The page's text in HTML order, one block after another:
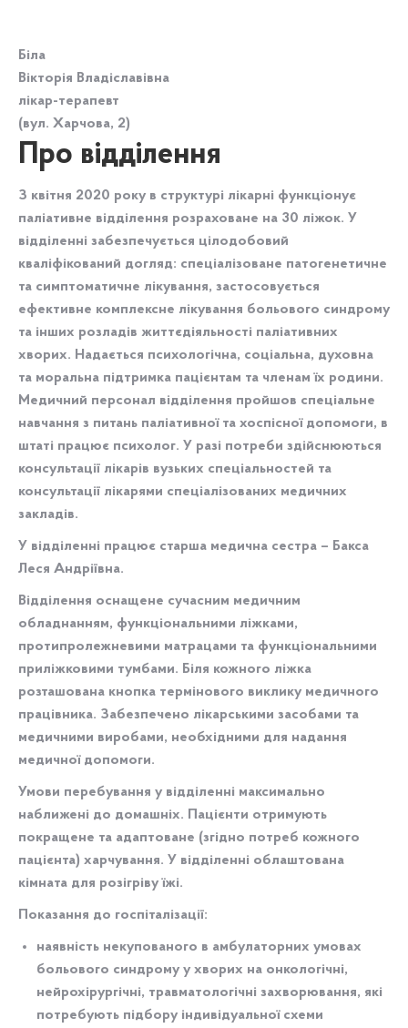
Біла
Вікторія Владіславівна
лікар-терапевт
(вул. Харчова, 2)
Про відділення
З квітня 2020 року в структурі лікарні функціонує
паліативне відділення розраховане на 30 ліжок. У
відділенні забезпечується цілодобовий
кваліфікований догляд: спеціалізоване патогенетичне
та симптоматичне лікування, застосовується
ефективне комплексне лікування больового синдрому
та інших розладів життєдіяльності паліативних
хворих. Надається психологічна, соціальна, духовна
та моральна підтримка пацієнтам та членам їх родини.
Медичний персонал відділення пройшов спеціальне
навчання з питань паліативної та хоспісної допомоги, в
штаті працює психолог. У разі потреби здійснюються
консультації лікарів вузьких спеціальностей та
консультації лікарями спеціалізованих медичних
закладів.
У відділенні працює старша медична сестра – Бакса
Леся Андріївна.
Відділення оснащене сучасним медичним
обладнанням, функціональними ліжками,
протипролежневими матрацами та функціональними
приліжковими тумбами. Біля кожного ліжка
розташована кнопка термінового виклику медичного
працівника. Забезпечено лікарськими засобами та
медичними виробами, необхідними для надання
медичної допомоги.
Умови перебування у відділенні максимально
наближені до домашніх. Пацієнти отримують
покращене та адаптоване (згідно потреб кожного
пацієнта) харчування. У відділенні облаштована
кімната для розігріву їжі.
Показання до госпіталізації:
наявність некупованого в амбулаторних умовах
больового синдрому у хворих на онкологічні,
нейрохірургічні, травматологічні захворювання, які
потребують підбору індивідуальної схеми